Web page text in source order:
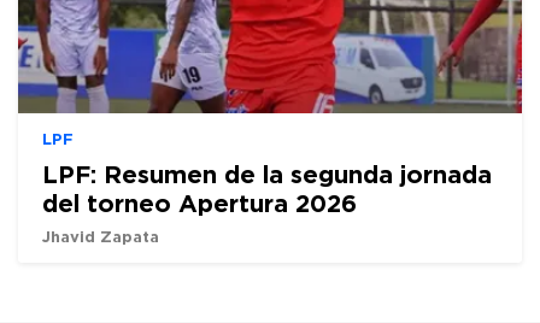
LPF
LPF: Resumen de la segunda jornada
del torneo Apertura 2026
Jhavid Zapata